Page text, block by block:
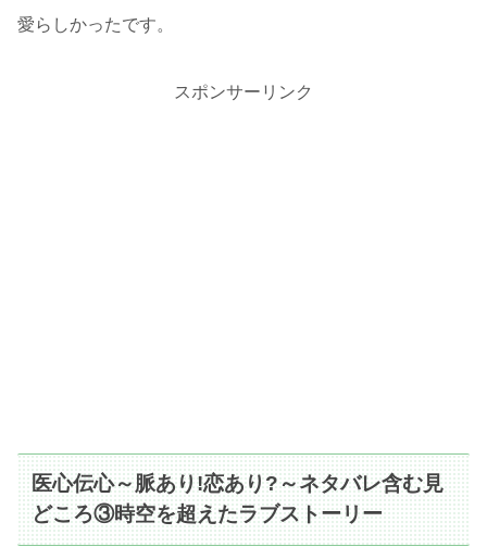
愛らしかったです。
スポンサーリンク
医心伝心～脈あり!恋あり?～ネタバレ含む見
どころ③時空を超えたラブストーリー